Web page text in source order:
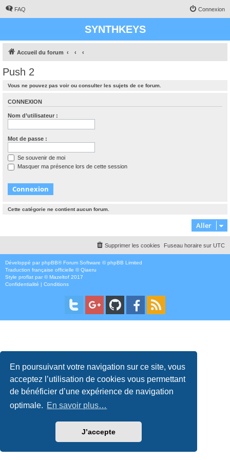
En poursuivant votre navigation sur ce site, vous
acceptez l’utilisation de cookies vous permettant
de bénéficier d’une expérience de navigation
optimale. En savoir plus…
J’accepte
FAQ Connexion
SYNTHKEYS
Accueil du forum
Push 2
Vous ne pouvez pas voir ou consulter les sujets de ce forum.
CONNEXION
Nom d’utilisateur :
Mot de passe :
Se souvenir de moi
Masquer ma présence lors de cette session
Cette catégorie ne contient aucun forum.
Aller
Fuseau horaire sur UTC
Supprimer les cookies
Développé par phpBB® Forum Software © phpBB Limited
Traduction française officielle ©Qiaeru
Style proflat par ©Mazeltof 2017
Confidentialité | Conditions